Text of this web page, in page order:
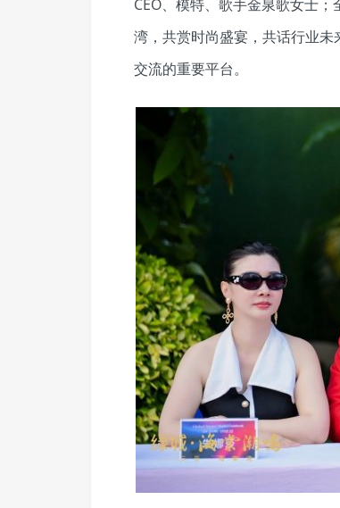
CEO、模特、歌手金泉歌女士
湾，共赏时尚盛宴，共话行业
交流的重要平台。